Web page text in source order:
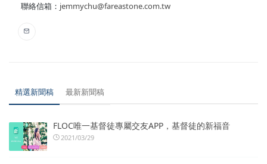
聯絡信箱： jemmychu@fareastone.com.tw
精選新聞稿 最新新聞稿
FLOC唯一基督徒專屬交友APP，基督徒的新福音
2021/03/29